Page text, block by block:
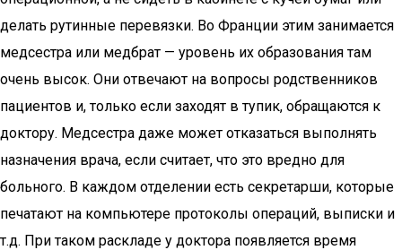
делать рутинные перевязки. Во Франции этим занимается
медсестра или медбрат — уровень их образования там
очень высок. Они отвечают на вопросы родственников
пациентов и, только если заходят в тупик, обращаются к
доктору. Медсестра даже может отказаться выполнять
назначения врача, если считает, что это вредно для
больного. В каждом отделении есть секретарши, которые
печатают на компьютере протоколы операций, выписки и
т.д. При таком раскладе у доктора появляется время